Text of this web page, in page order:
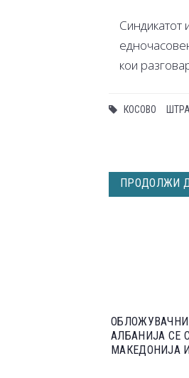
Синдикатот
кои
КОСОВО
ПРОДОЛЖИ
АЛБАНИЈА СЕ
МАКЕДОНИЈА